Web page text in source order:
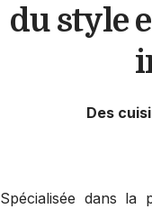
du style
Des
Spécialisée dans la